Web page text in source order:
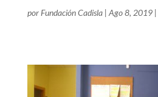
por Fundación Cadisla| Ago 8, 2019|